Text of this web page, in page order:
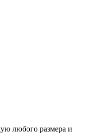
любого размера и